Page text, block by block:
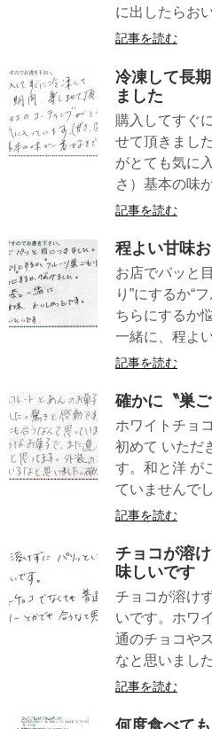
に出したらお
記事を読む
冷凍して長
ました
購入してすぐ
せて頂きまし
がとても気に
さ）基本の味
記事を読む
程よい甘味
お店でパッと
り”にするか“
ちらにするか
一緒に、程よ
記事を読む
確かに〝巣ご
ホワイトチョ
初めて いただ
す。和と洋 が
ていませんで
記事を読む
チョコが溶
味しいです
チョコが溶け
いです。ホワ
通のチョコや
なと思
記事を読む
何度食べて